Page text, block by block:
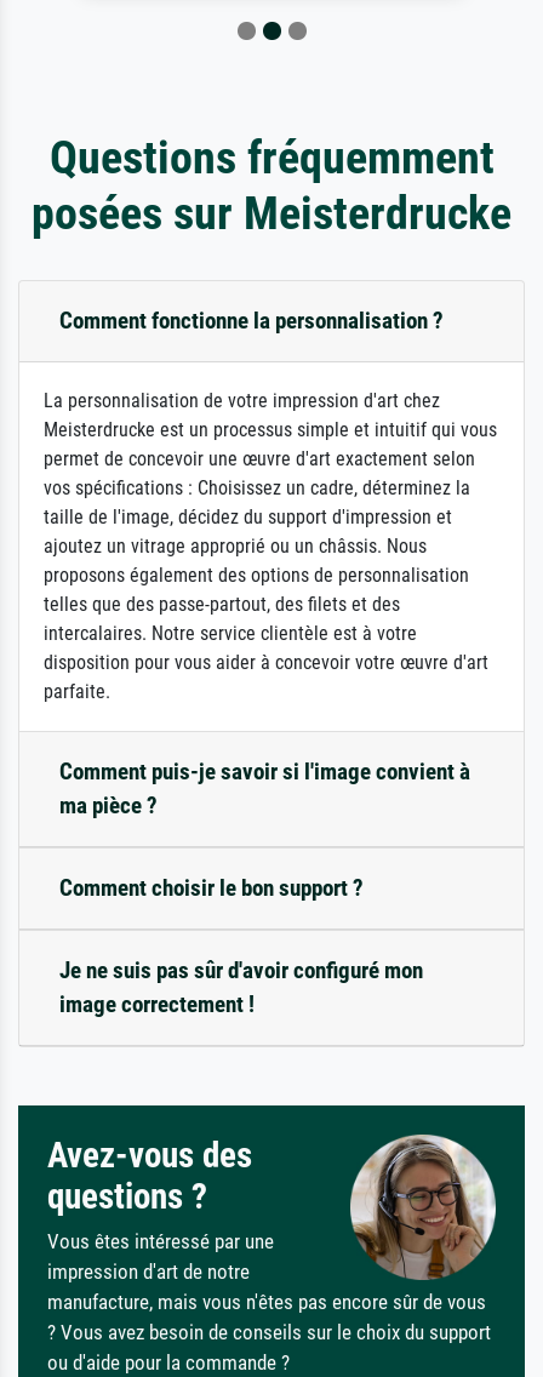
Questions fréquemment
posées sur Meisterdrucke
Comment fonctionne la personnalisation ?
La personnalisation de votre impression d'art chez
Meisterdrucke est un processus simple et intuitif qui vous
permet de concevoir une œuvre d'art exactement selon
vos spécifications : Choisissez un cadre, déterminez la
taille de l'image, décidez du support d'impression et
ajoutez un vitrage approprié ou un châssis. Nous
proposons également des options de personnalisation
telles que des passe-partout, des filets et des
intercalaires. Notre service clientèle est à votre
disposition pour vous aider à concevoir votre œuvre d'art
parfaite.
Comment puis-je savoir si l'image convient à
ma pièce ?
Comment choisir le bon support ?
Je ne suis pas sûr d'avoir configuré mon
image correctement !
Avez-vous des
questions ?
Vous êtes intéressé par une
impression d'art de notre
manufacture, mais vous n'êtes pas encore sûr de vous
? Vous avez besoin de conseils sur le choix du support
ou d'aide pour la commande ?